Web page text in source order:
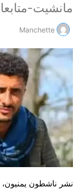
مانشيت-
Manchette
نشر ناشطون